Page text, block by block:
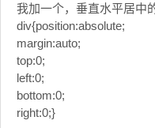
我加一个，垂直水平居中的
div{position:absolute;
margin:auto;
top:0;
left:0;
bottom:0;
right:0;}